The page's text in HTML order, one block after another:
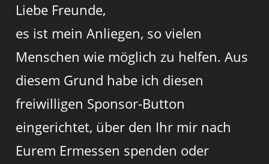
Liebe Freunde,
es ist mein Anliegen, so vielen
Menschen wie möglich zu helfen. Aus
diesem Grund habe ich diesen
freiwilligen Sponsor-Button
eingerichtet, über den Ihr mir nach
Eurem Ermessen spenden oder